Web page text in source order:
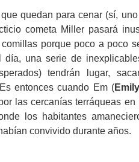
quedan para cenar (sí,
cometa Miller pasará
porque poco a poco
una serie de
tendrán lugar,
entonces cuando Em (
las cercanías terráqueas en
los habitantes
convivido durante años.